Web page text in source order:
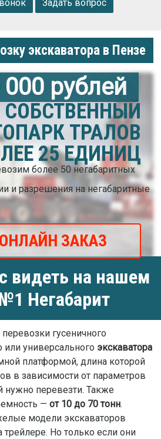
Задать вопрос
экскаватора в Пензе
рублей
СОБСТВЕННЫЙ
ТРАЛОВ
25 ЕДИНИЦ
более 50 негабаритных
и разрешения на негабаритные
ОНЛАЙН ЗАКАЗ
видеть на нашем
Негабарит
гусеничного
или универсального экскаватора
платформой, длина которой
в зависимости от параметров
нужно перевезти. Также
— от 10 до 70 тонн.
модели экскаваторов
Но только если они